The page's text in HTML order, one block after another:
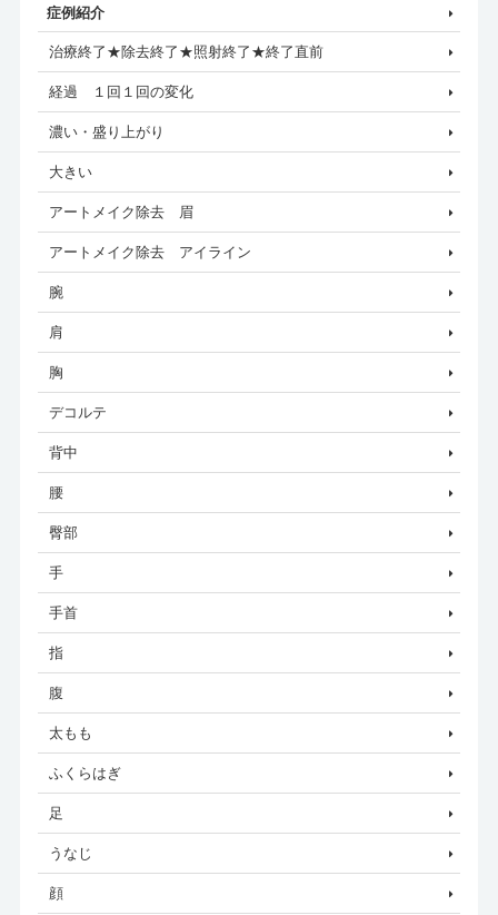
症例紹介
治療終了★除去終了★照射終了★終了直前
経過 １回１回の変化
濃い・盛り上がり
大きい
アートメイク除去 眉
アートメイク除去 アイライン
腕
肩
胸
デコルテ
背中
腰
臀部
手
手首
指
腹
太もも
ふくらはぎ
足
うなじ
顔